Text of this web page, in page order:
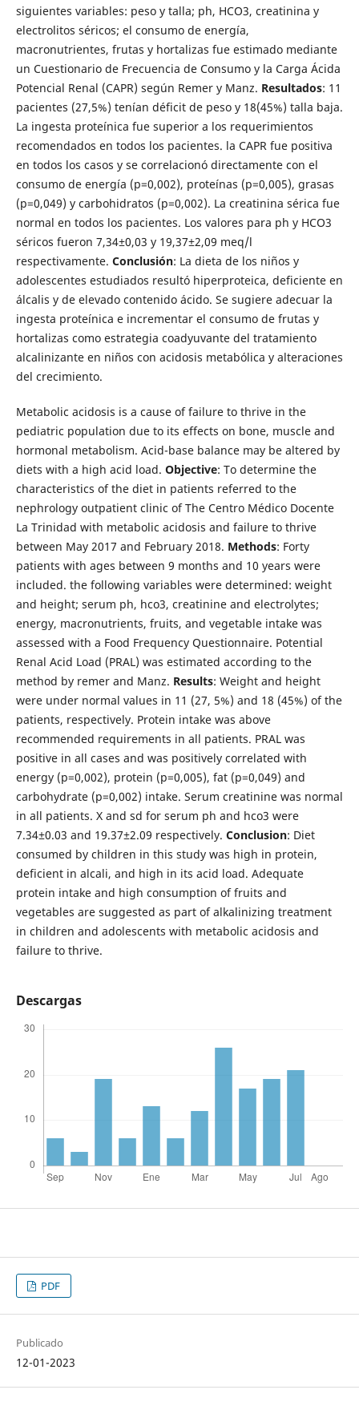
siguientes variables: peso y talla; ph, HCO3, creatinina y
electrolitos séricos; el consumo de energía,
macronutrientes, frutas y hortalizas fue estimado mediante
un Cuestionario de Frecuencia de Consumo y la Carga Ácida
Potencial Renal (CAPR) según Remer y Manz. Resultados: 11
pacientes (27,5%) tenían déficit de peso y 18(45%) talla baja.
La ingesta proteínica fue superior a los requerimientos
recomendados en todos los pacientes. la CAPR fue positiva
en todos los casos y se correlacionó directamente con el
consumo de energía (p=0,002), proteínas (p=0,005), grasas
(p=0,049) y carbohidratos (p=0,002). La creatinina sérica fue
normal en todos los pacientes. Los valores para ph y HCO3
séricos fueron 7,34±0,03 y 19,37±2,09 meq/l
respectivamente. Conclusión: La dieta de los niños y
adolescentes estudiados resultó hiperproteica, deficiente en
álcalis y de elevado contenido ácido. Se sugiere adecuar la
ingesta proteínica e incrementar el consumo de frutas y
hortalizas como estrategia coadyuvante del tratamiento
alcalinizante en niños con acidosis metabólica y alteraciones
del crecimiento.
Metabolic acidosis is a cause of failure to thrive in the
pediatric population due to its effects on bone, muscle and
hormonal metabolism. Acid-base balance may be altered by
diets with a high acid load. Objective: To determine the
characteristics of the diet in patients referred to the
nephrology outpatient clinic of The Centro Médico Docente
La Trinidad with metabolic acidosis and failure to thrive
between May 2017 and February 2018. Methods: Forty
patients with ages between 9 months and 10 years were
included. the following variables were determined: weight
and height; serum ph, hco3, creatinine and electrolytes;
energy, macronutrients, fruits, and vegetable intake was
assessed with a Food Frequency Questionnaire. Potential
Renal Acid Load (PRAL) was estimated according to the
method by remer and Manz. Results: Weight and height
were under normal values in 11 (27, 5%) and 18 (45%) of the
patients, respectively. Protein intake was above
recommended requirements in all patients. PRAL was
positive in all cases and was positively correlated with
energy (p=0,002), protein (p=0,005), fat (p=0,049) and
carbohydrate (p=0,002) intake. Serum creatinine was normal
in all patients. X and sd for serum ph and hco3 were
7.34±0.03 and 19.37±2.09 respectively. Conclusion: Diet
consumed by children in this study was high in protein,
deficient in alcali, and high in its acid load. Adequate
protein intake and high consumption of fruits and
vegetables are suggested as part of alkalinizing treatment
in children and adolescents with metabolic acidosis and
failure to thrive.
Descargas
PDF
Publicado
12-01-2023